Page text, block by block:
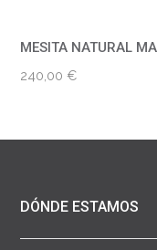
MESITA NATURAL
240,00€
DÓNDE ESTAMOS